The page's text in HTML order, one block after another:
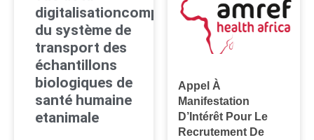
digitalisationcomplète
du système de
transport des
échantillons
biologiques de
santé humaine
etanimale
Appel À
Manifestation
D’Intérêt Pour Le
Recrutement De